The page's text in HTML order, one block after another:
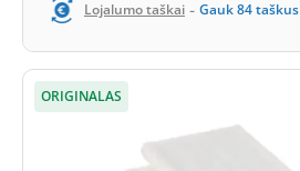
Lojalumo taškai - Gauk84taškus
ORIGINALAS